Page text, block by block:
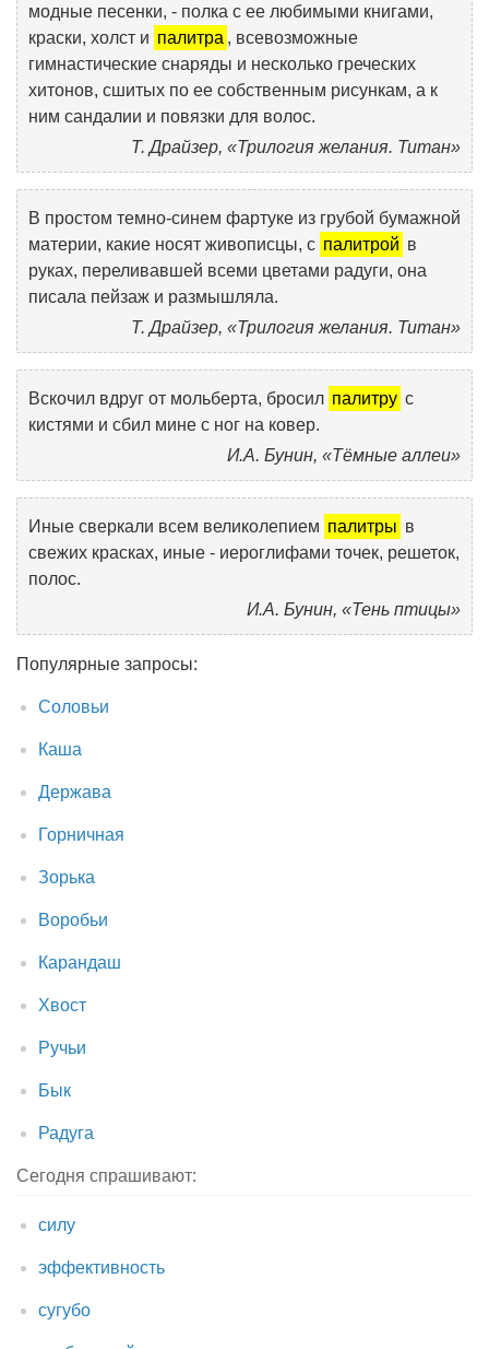
модные песенки, - полка с ее любимыми книгами,
краски, холст и палитра , всевозможные
гимнастические снаряды и несколько греческих
хитонов, сшитых по ее собственным рисункам, а к
ним сандалии и повязки для волос.
Т. Драйзер, «Трилогия желания. Титан»
В простом темно-синем фартуке из грубой бумажной
материи, какие носят живописцы, с палитрой в
руках, переливавшей всеми цветами радуги, она
писала пейзаж и размышляла.
Т. Драйзер, «Трилогия желания. Титан»
Вскочил вдруг от мольберта, бросил палитру с
кистями и сбил мине с ног на ковер.
И.А. Бунин, «Тёмные аллеи»
Иные сверкали всем великолепием палитры в
свежих красках, иные - иероглифами точек, решеток,
полос.
И.А. Бунин, «Тень птицы»
Популярные запросы:
Соловьи
Каша
Держава
Горничная
Зорька
Воробьи
Карандаш
Хвост
Ручьи
Бык
Радуга
Сегодня спрашивают:
силу
эффективность
сугубо